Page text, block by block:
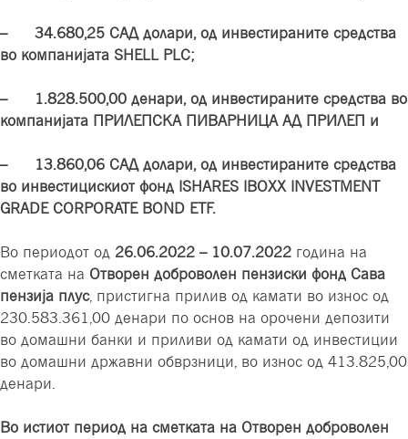
– 34.680,25 САД долари, од инвестираните средства
во компанијата SHELL PLC;
– 1.828.500,00 денари, од инвестираните средства во
компанијата ПРИЛЕПСКА ПИВАРНИЦА АД ПРИЛЕП и
– 13.860,06 САД долари, од инвестираните средства
во инвестицискиот фонд ISHARES IBOXX INVESTMENT
GRADE CORPORATE BOND ETF.
Во периодот од 26.06.2022 – 10.07.2022 година на
сметката на Отворен доброволен пензиски фонд Сава
пензија плус, пристигна прилив од камати во износ од
230.583.361,00 денари по основ на орочени депозити
во домашни банки и приливи од камати од инвестиции
во домашни државни обврзници, во износ од 413.825,00
денари.
Во истиот период на сметката на Отворен доброволен